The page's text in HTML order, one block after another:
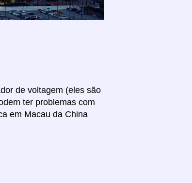
de voltagem (eles são
ter problemas com
em Macau da China